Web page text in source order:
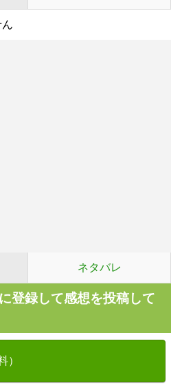
ネタバレ
登録して感想を投稿して
）